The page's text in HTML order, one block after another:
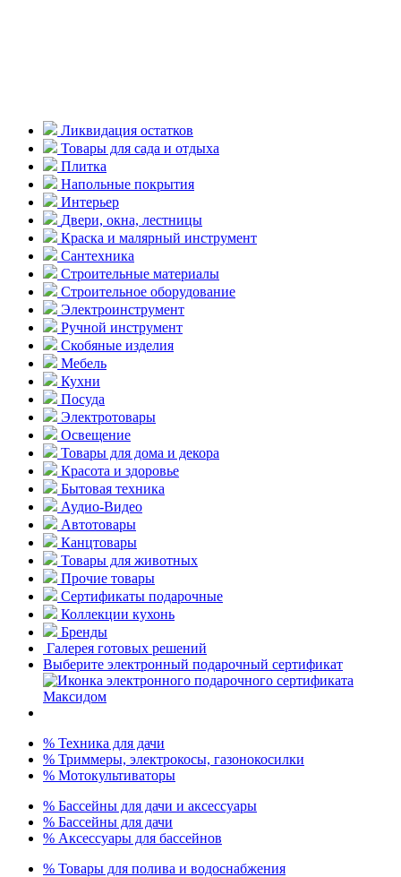
Ликвидация остатков
Товары для сада и отдыха
Плитка
Напольные покрытия
Интерьер
Двери, окна, лестницы
Краска и малярный инструмент
Сантехника
Строительные материалы
Строительное оборудование
Электроинструмент
Ручной инструмент
Скобяные изделия
Мебель
Кухни
Посуда
Электротовары
Освещение
Товары для дома и декора
Красота и здоровье
Бытовая техника
Аудио-Видео
Автотовары
Канцтовары
Товары для животных
Прочие товары
Сертификаты подарочные
Коллекции кухонь
Бренды
Галерея готовых решений
Выберите электронный подарочный сертификат
% Техника для дачи
% Триммеры, электрокосы, газонокосилки
% Мотокультиваторы
% Бассейны для дачи и аксессуары
% Бассейны для дачи
% Аксессуары для бассейнов
% Товары для полива и водоснабжения